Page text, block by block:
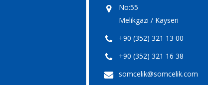
No:55
Melikgazi / Kayseri
+90 (352) 321 13 00
+90 (352) 321 16 38
somcelik@somcelik.com